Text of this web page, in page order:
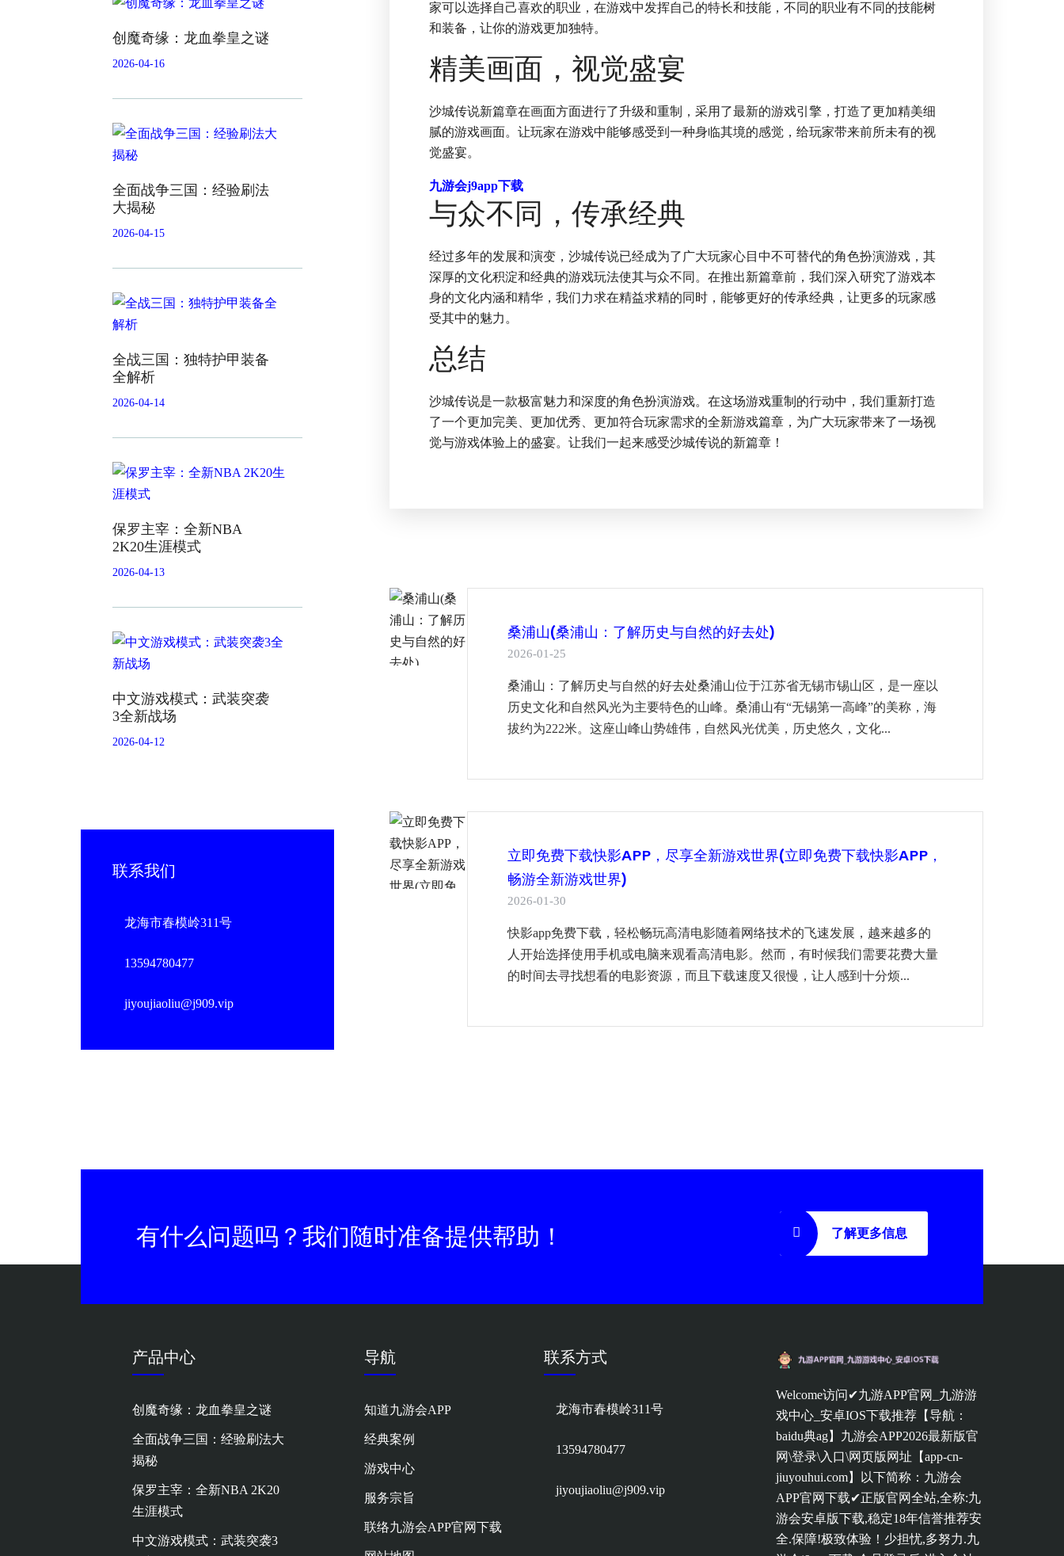
家可以选择自己喜欢的职业，在游戏中发挥自己的特长和技能，不同的职业有不同的技能树
和装备，让你的游戏更加独特。
精美画面，视觉盛宴
沙城传说新篇章在画面方面进行了升级和重制，采用了最新的游戏引擎，打造了更加精美细
腻的游戏画面。让玩家在游戏中能够感受到一种身临其境的感觉，给玩家带来前所未有的视
觉盛宴。
九游会j9app下载
与众不同，传承经典
经过多年的发展和演变，沙城传说已经成为了广大玩家心目中不可替代的角色扮演游戏，其
深厚的文化积淀和经典的游戏玩法使其与众不同。在推出新篇章前，我们深入研究了游戏本
身的文化内涵和精华，我们力求在精益求精的同时，能够更好的传承经典，让更多的玩家感
受其中的魅力。
总结
沙城传说是一款极富魅力和深度的角色扮演游戏。在这场游戏重制的行动中，我们重新打造
了一个更加完美、更加优秀、更加符合玩家需求的全新游戏篇章，为广大玩家带来了一场视
觉与游戏体验上的盛宴。让我们一起来感受沙城传说的新篇章！
桑浦山(桑浦山：了解历史与自然的好去处)
2026-01-25
桑浦山：了解历史与自然的好去处桑浦山位于江苏省无锡市锡山区，是一座以
历史文化和自然风光为主要特色的山峰。桑浦山有“无锡第一高峰”的美称，海
拔约为222米。这座山峰山势雄伟，自然风光优美，历史悠久，文化...
立即免费下载快影APP，尽享全新游戏世界(立即免费下载快影APP，
畅游全新游戏世界)
2026-01-30
快影app免费下载，轻松畅玩高清电影随着网络技术的飞速发展，越来越多的
人开始选择使用手机或电脑来观看高清电影。然而，有时候我们需要花费大量
的时间去寻找想看的电影资源，而且下载速度又很慢，让人感到十分烦...
创魔奇缘：龙血拳皇之谜
2026-04-16
全面战争三国：经验刷法
大揭秘
2026-04-15
全战三国：独特护甲装备
全解析
2026-04-14
保罗主宰：全新NBA
2K20生涯模式
2026-04-13
中文游戏模式：武装突袭
3全新战场
2026-04-12
联系我们
龙海市春模岭311号
13594780477
jiyoujiaoliu@j909.vip
有什么问题吗？我们随时准备提供帮助！ 了解更多信息
产品中心
创魔奇缘：龙血拳皇之谜
全面战争三国：经验刷法大
揭秘
保罗主宰：全新NBA 2K20
生涯模式
中文游戏模式：武装突袭3
导航
知道九游会APP
经典案例
游戏中心
服务宗旨
联络九游会APP官网下载
联系方式
龙海市春模岭311号
13594780477
jiyoujiaoliu@j909.vip
Welcome访问✔九游APP官网_九游游
戏中心_安卓IOS下载推荐【导航：
baidu典ag】九游会APP2026最新版官
网\登录\入口\网页版网址【app-cn-
jiuyouhui.com】以下简称：九游会
APP官网下载✔正版官网全站,全称:九
游会安卓版下载,稳定18年信誉推荐安
全.保障!极致体验！少担忧,多努力.九